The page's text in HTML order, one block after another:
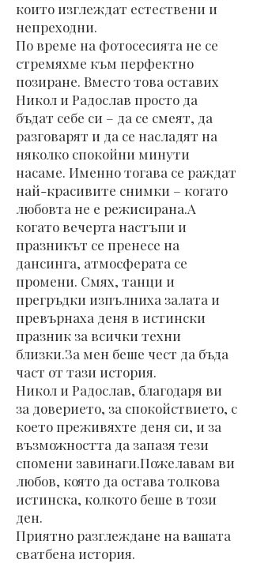
които изглеждат естествени и
непреходни.
По време на фотосесията не се
стремяхме към перфектно
позиране. Вместо това оставих
Никол и Радослав просто да
бъдат себе си – да се смеят, да
разговарят и да се насладят на
няколко спокойни минути
насаме. Именно тогава се раждат
най-красивите снимки – когато
любовта не е режисирана.А
когато вечерта настъпи и
празникът се пренесе на
дансинга, атмосферата се
промени. Смях, танци и
прегръдки изпълниха залата и
превърнаха деня в истински
празник за всички техни
близки.За мен беше чест да бъда
част от тази история.
Никол и Радослав, благодаря ви
за доверието, за спокойствието, с
което преживяхте деня си, и за
възможността да запазя тези
спомени завинаги.Пожелавам ви
любов, която да остава толкова
истинска, колкото беше в този
ден.
Приятно разглеждане на вашата
сватбена история.